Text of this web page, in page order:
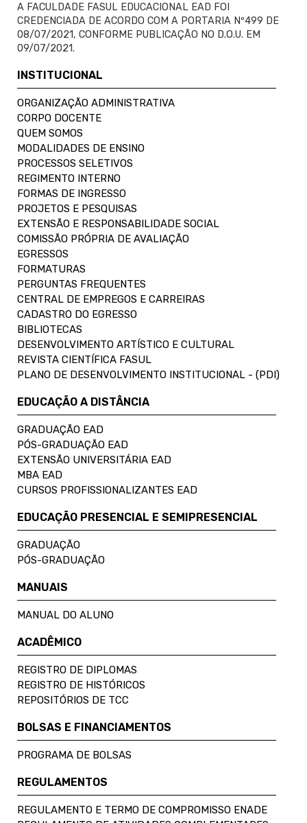
A FACULDADE FASUL EDUCACIONAL EAD FOI
CREDENCIADA DE ACORDO COM A PORTARIA Nº499 DE
08/07/2021, CONFORME PUBLICAÇÃO NO D.O.U. EM
09/07/2021.
INSTITUCIONAL
ORGANIZAÇÃO ADMINISTRATIVA
CORPO DOCENTE
QUEM SOMOS
MODALIDADES DE ENSINO
PROCESSOS SELETIVOS
REGIMENTO INTERNO
FORMAS DE INGRESSO
PROJETOS E PESQUISAS
EXTENSÃO E RESPONSABILIDADE SOCIAL
COMISSÃO PRÓPRIA DE AVALIAÇÃO
EGRESSOS
FORMATURAS
PERGUNTAS FREQUENTES
CENTRAL DE EMPREGOS E CARREIRAS
CADASTRO DO EGRESSO
BIBLIOTECAS
DESENVOLVIMENTO ARTÍSTICO E CULTURAL
REVISTA CIENTÍFICA FASUL
PLANO DE DESENVOLVIMENTO INSTITUCIONAL - (PDI)
EDUCAÇÃO A DISTÂNCIA
GRADUAÇÃO EAD
PÓS-GRADUAÇÃO EAD
EXTENSÃO UNIVERSITÁRIA EAD
MBA EAD
CURSOS PROFISSIONALIZANTES EAD
EDUCAÇÃO PRESENCIAL E SEMIPRESENCIAL
GRADUAÇÃO
PÓS-GRADUAÇÃO
MANUAIS
MANUAL DO ALUNO
ACADÊMICO
REGISTRO DE DIPLOMAS
REGISTRO DE HISTÓRICOS
REPOSITÓRIOS DE TCC
BOLSAS E FINANCIAMENTOS
PROGRAMA DE BOLSAS
REGULAMENTOS
REGULAMENTO E TERMO DE COMPROMISSO ENADE